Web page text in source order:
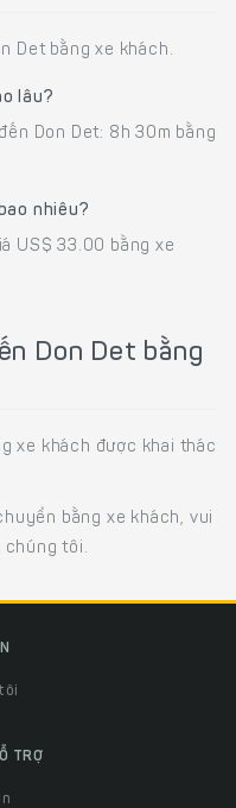
Det bằng xe khách.
lâu?
Don Det: 8h 30m bằng
nhiêu?
US$ 33.00 bằng xe
Don Det bằng
xe khách được khai thác
bằng xe khách, vui
chúng tôi.
TRỢ